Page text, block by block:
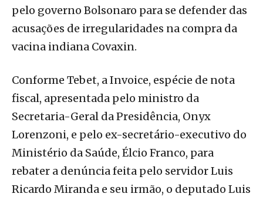
pelo governo Bolsonaro para se defender das
acusações de irregularidades na compra da
vacina indiana Covaxin.
Conforme Tebet, a Invoice, espécie de nota
fiscal, apresentada pelo ministro da
Secretaria-Geral da Presidência, Onyx
Lorenzoni, e pelo ex-secretário-executivo do
Ministério da Saúde, Élcio Franco, para
rebater a denúncia feita pelo servidor Luis
Ricardo Miranda e seu irmão, o deputado Luis